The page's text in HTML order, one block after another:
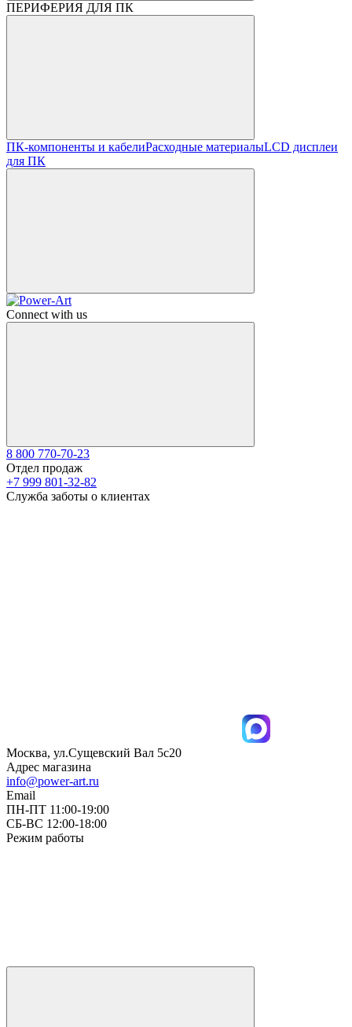
ПЕРИФЕРИЯ ДЛЯ ПК
ПК-компоненты и кабелиРасходные материалыLCD дисплеи
для ПК
Connect with us
8 800 770-70-23
Отдел продаж
+7 999 801-32-82
Служба заботы о клиентах
Москва, ул.Сущевский Вал 5с20
Адрес магазина
info@power-art.ru
Email
ПН-ПТ 11:00-19:00
СБ-ВС 12:00-18:00
Режим работы